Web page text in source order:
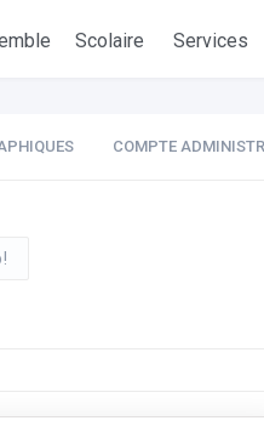
Scolaire Services
COMPTE